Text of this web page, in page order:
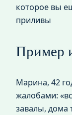
которое вы
приливы
Пример
Марина, 42
жалобами:
завалы, дома